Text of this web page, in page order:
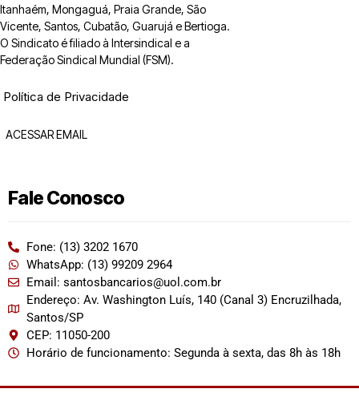
Itanhaém, Mongaguá, Praia Grande, São
Vicente, Santos, Cubatão, Guarujá e Bertioga.
O Sindicato é filiado à Intersindical e a
Federação Sindical Mundial (FSM).
Política de Privacidade
ACESSAR EMAIL
Fale Conosco
Fone: (13) 3202 1670
WhatsApp: (13) 99209 2964
Email: santosbancarios@uol.com.br
Endereço: Av. Washington Luís, 140 (Canal 3) Encruzilhada,
Santos/SP
CEP: 11050-200
Horário de funcionamento: Segunda à sexta, das 8h às 18h